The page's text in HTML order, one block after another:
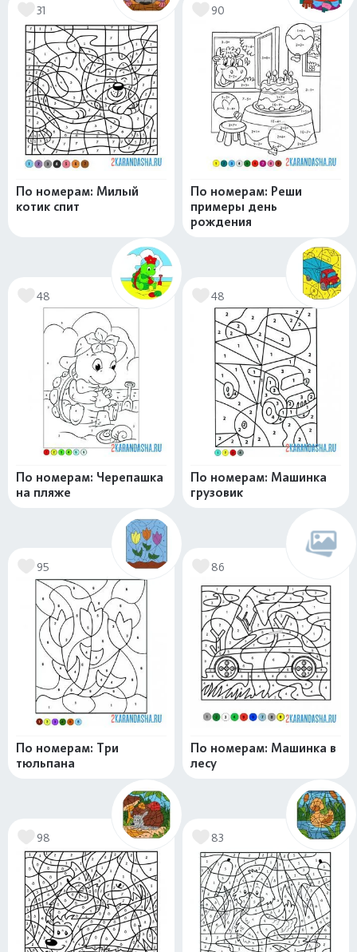
31
По номерам: Милый
котик спит
90
По номерам: Реши
примеры день
рождения
48
По номерам: Черепашка
на пляже
48
По номерам: Машинка
грузовик
95
По номерам: Три
тюльпана
86
По номерам: Машинка в
лесу
98 83